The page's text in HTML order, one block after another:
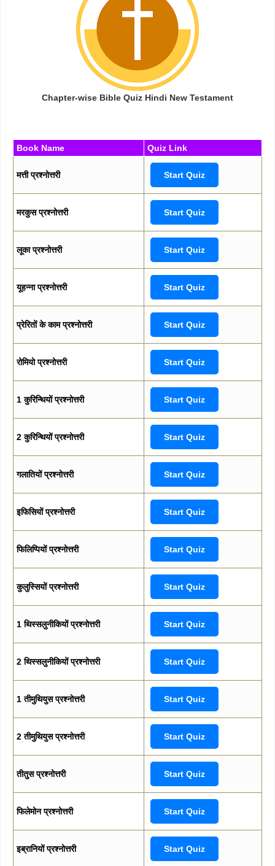
Chapter-wise Bible Quiz Hindi New Testament
Book Name Quiz Link
मत्ती प्रश्नोत्तरी Start Quiz
मरकुस प्रश्नोत्तरी Start Quiz
लूका प्रश्नोत्तरी Start Quiz
यूहन्ना प्रश्नोत्तरी Start Quiz
प्रेरितों के काम प्रश्नोत्तरी Start Quiz
रोमियो प्रश्नोत्तरी Start Quiz
1 कुरिन्थियों प्रश्नोत्तरी Start Quiz
2 कुरिन्थियों प्रश्नोत्तरी Start Quiz
गलातियों प्रश्नोत्तरी Start Quiz
इफिसियों प्रश्नोत्तरी Start Quiz
फिलिप्पियों प्रश्नोत्तरी Start Quiz
कुलुस्सियों प्रश्नोत्तरी Start Quiz
1 थिस्सलुनीकियों प्रश्नोत्तरी Start Quiz
2 थिस्सलुनीकियों प्रश्नोत्तरी Start Quiz
1 तीमुथियुस प्रश्नोत्तरी Start Quiz
2 तीमुथियुस प्रश्नोत्तरी Start Quiz
तीतुस प्रश्नोत्तरी Start Quiz
फिलेमोन प्रश्नोत्तरी Start Quiz
इब्रानियों प्रश्नोत्तरी Start Quiz